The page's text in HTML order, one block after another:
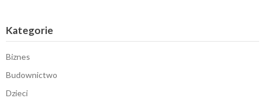
Kategorie
Biznes
Budownictwo
Dzieci